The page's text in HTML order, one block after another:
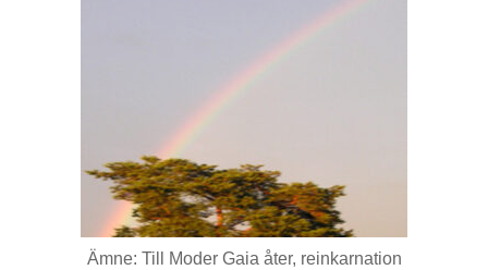
Ämne: Till Moder Gaia åter, reinkarnation